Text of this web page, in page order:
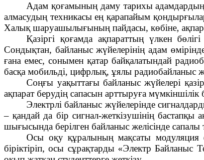
Адам қоғамының даму тарихы адамдардың
алмасудың техникасы ең қарапайым
Халық шаруашылығының пайдасы, көбіне,
Қазіргі қоғамда ақпараттың үлкен
Сондықтан, байланыс жүйелерінің адам
ғана емес, сонымен қатар байқалатындай
басқа мобильді, цифрлық, ұялы радиобайланыс
Соңғы уақыттағы байланыс жүйелері
ақпарат берудің сапасын арттыруға
Электрлі байланыс жүйелерінде
– қандай да бір сигнал-жеткізушінің бастапқы
шығысында берілген байланыс желісінде сапалы
Осы оқу құралының мақсаты модуляция
біріктіріп, осы сұрақтарды «Электр